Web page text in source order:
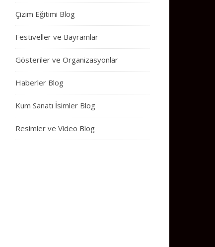
Çizim Eğitimi Blog
Festiveller ve Bayramlar
Gösteriler ve Organizasyonlar
Haberler Blog
Kum Sanatı İsimler Blog
Resimler ve Video Blog